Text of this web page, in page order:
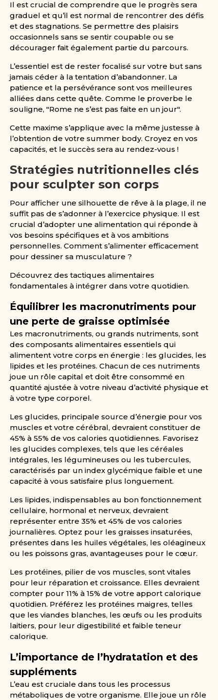
Il est crucial de comprendre que le progrès sera
graduel et qu’il est normal de rencontrer des défis
et des stagnations. Se permettre des plaisirs
occasionnels sans se sentir coupable ou se
décourager fait également partie du parcours.
L’essentiel est de rester focalisé sur votre but sans
jamais céder à la tentation d’abandonner. La
patience et la persévérance sont vos meilleures
alliées dans cette quête. Comme le proverbe le
souligne, "Rome ne s’est pas faite en un jour".
Cette maxime s’applique avec la même justesse à
l’obtention de votre summer body. Croyez en vos
capacités, et le succès sera au rendez-vous !
Stratégies nutritionnelles clés
pour sculpter son corps
Pour afficher une silhouette de rêve à la plage, il ne
suffit pas de s’adonner à l’exercice physique. Il est
crucial d’adopter une alimentation qui réponde à
vos besoins spécifiques et à vos ambitions
personnelles. Comment s’alimenter efficacement
pour dessiner sa musculature ?
Découvrez des tactiques alimentaires
fondamentales à intégrer dans votre quotidien.
Équilibrer les macronutriments pour
une perte de graisse optimisée
Les macronutriments, ou grands nutriments, sont
des composants alimentaires essentiels qui
alimentent votre corps en énergie : les glucides, les
lipides et les protéines. Chacun de ces nutriments
joue un rôle capital et doit être consommé en
quantité ajustée à votre niveau d’activité physique et
à votre type corporel.
Les glucides, principale source d’énergie pour vos
muscles et votre cérébral, devraient constituer de
45% à 55% de vos calories quotidiennes. Favorisez
les glucides complexes, tels que les céréales
intégrales, les légumineuses ou les tubercules,
caractérisés par un index glycémique faible et une
capacité à vous satisfaire plus longuement.
Les lipides, indispensables au bon fonctionnement
cellulaire, hormonal et nerveux, devraient
représenter entre 35% et 45% de vos calories
journalières. Optez pour les graisses insaturées,
présentes dans les huiles végétales, les oléagineux
ou les poissons gras, avantageuses pour le cœur.
Les protéines, pilier de vos muscles, sont vitales
pour leur réparation et croissance. Elles devraient
compter pour 11% à 15% de votre apport calorique
quotidien. Préférez les protéines maigres, telles
que les viandes blanches, les œufs ou les produits
laitiers, pour leur digestibilité et faible teneur
calorique.
L’importance de l’hydratation et des
suppléments
L’eau est cruciale dans tous les processus
métaboliques de votre organisme. Elle joue un rôle